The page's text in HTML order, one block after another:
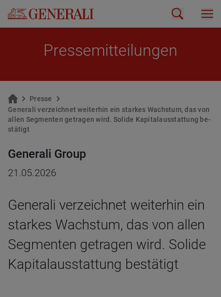
Pres­se­mit­tei­lun­gen
Pres­se
Ge­ne­ra­li ver­zeich­net wei­ter­hin ein star­kes Wachs­tum, das von
allen Seg­men­ten ge­tra­gen wird. So­li­de Ka­pi­tal­aus­stat­tung be­
stä­tigt
Generali Group
21.05.2026
Generali verzeichnet weiterhin ein
starkes Wachstum, das von allen
Segmenten getragen wird. Solide
Kapitalausstattung bestätigt